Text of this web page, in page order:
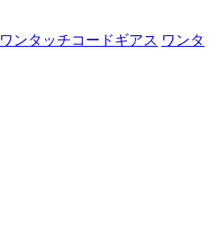
ワンタッチコードギアス ワンタ